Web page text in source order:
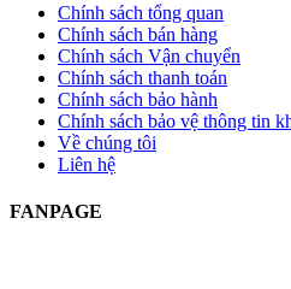
Chính sách tổng quan
Chính sách bán hàng
Chính sách Vận chuyển
Chính sách thanh toán
Chính sách bảo hành
Chính sách bảo vệ thông tin
Về chúng tôi
Liên hệ
FANPAGE